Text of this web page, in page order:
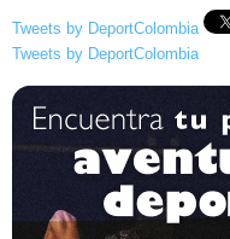
Tweets by DeportColombia
Tweets by DeportColombia